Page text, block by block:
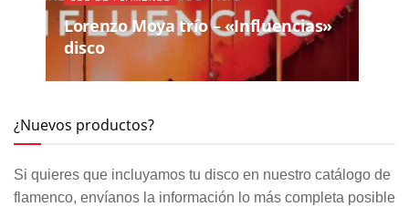
Lorenzo Moya trío – «Influencias»
disco
¿Nuevos productos?
Si quieres que incluyamos tu disco en nuestro catálogo de
flamenco, envíanos la información lo más completa posible